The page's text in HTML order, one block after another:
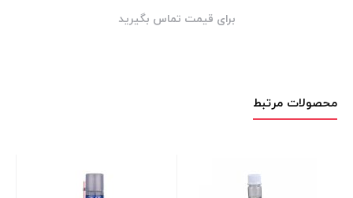
برای قیمت تماس بگیرید
محصولات مرتبط